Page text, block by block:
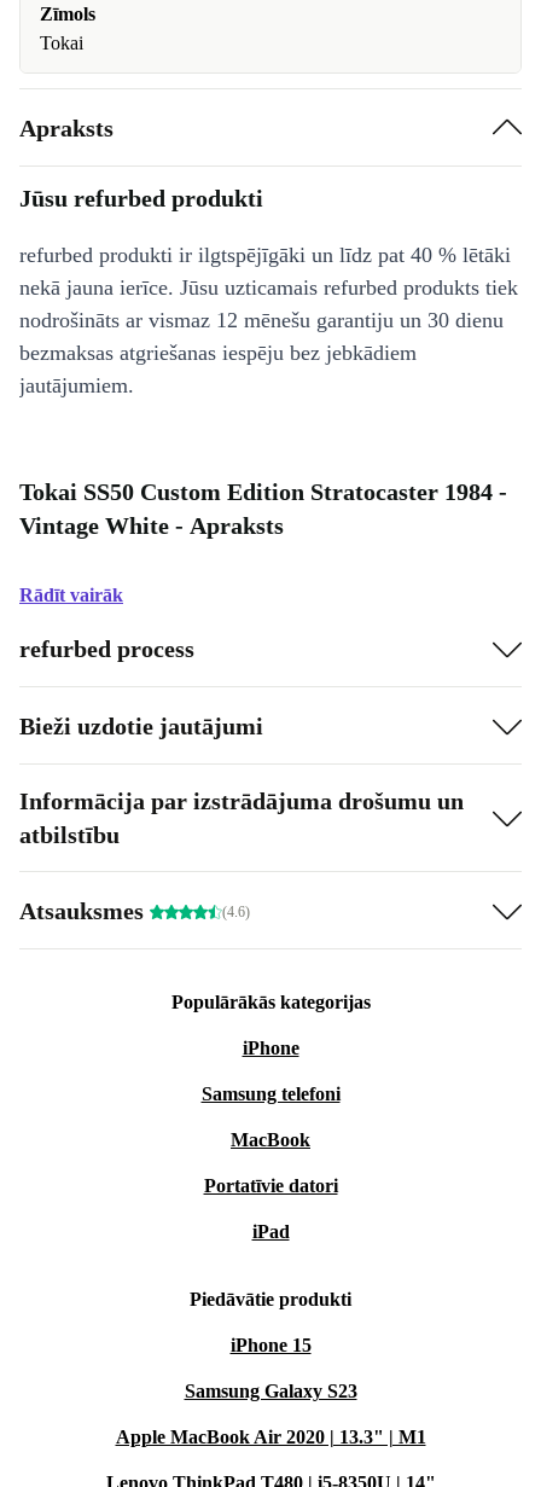
Zīmols
Tokai
Apraksts
Jūsu refurbed produkti
refurbed produkti ir ilgtspējīgāki un līdz pat 40 % lētāki
nekā jauna ierīce. Jūsu uzticamais refurbed produkts tiek
nodrošināts ar vismaz 12 mēnešu garantiju un 30 dienu
bezmaksas atgriešanas iespēju bez jebkādiem
jautājumiem.
Tokai SS50 Custom Edition Stratocaster 1984 -
Vintage White - Apraksts
Rādīt vairāk
refurbed process
Bieži uzdotie jautājumi
Informācija par izstrādājuma drošumu un
atbilstību
Atsauksmes (4.6)
Populārākās kategorijas
iPhone
Samsung telefoni
MacBook
Portatīvie datori
iPad
Piedāvātie produkti
iPhone 15
Samsung Galaxy S23
Apple MacBook Air 2020 | 13.3" | M1
Lenovo ThinkPad T480 | i5-8350U | 14"